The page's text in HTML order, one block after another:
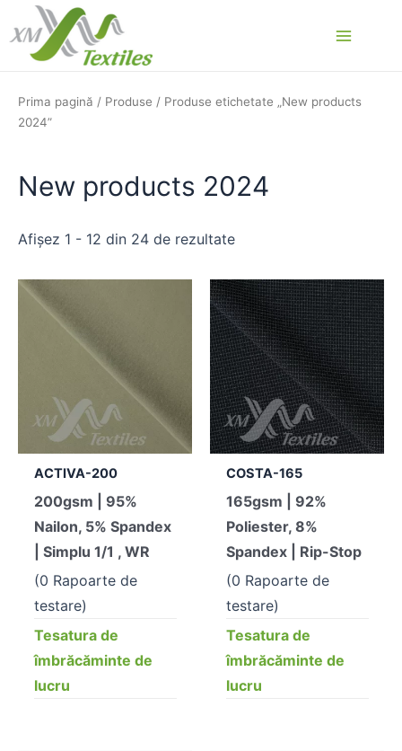
content
Prima pagină / Produse / Produse etichetate „New products
2024”
New products 2024
Afișez 1 - 12 din 24 de rezultate
ACTIVA-200
200gsm | 95%
Nailon, 5% Spandex
| Simplu 1/1 , WR
(0 Rapoarte de
testare)
Tesatura de
îmbrăcăminte de
lucru
COSTA-165
165gsm | 92%
Poliester, 8%
Spandex | Rip-Stop
(0 Rapoarte de
testare)
Tesatura de
îmbrăcăminte de
lucru